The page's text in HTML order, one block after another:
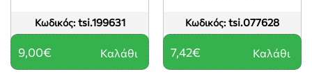
Κωδικός: tsi.199631
9,00€ Καλάθι
Κωδικός: tsi.077628
7,42€ Καλάθι